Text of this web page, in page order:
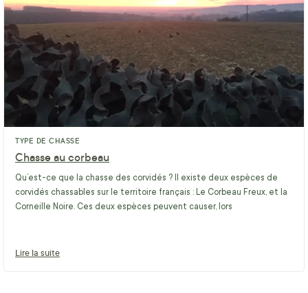
TYPE DE CHASSE
Chasse au corbeau
Qu’est-ce que la chasse des corvidés ? Il existe deux espèces de
corvidés chassables sur le territoire français : Le Corbeau Freux, et la
Corneille Noire. Ces deux espèces peuvent causer, lors
Lire la suite